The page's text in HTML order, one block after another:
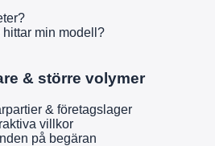
min modell?
& större volymer
& företagslager
villkor
på begäran